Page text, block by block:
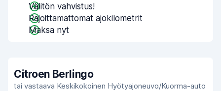
Välitön vahvistus!
Rajoittamattomat ajokilometrit
Maksa nyt
Citroen Berlingo
tai vastaava Keskikokoinen Hyötyajoneuvo/Kuorma-auto